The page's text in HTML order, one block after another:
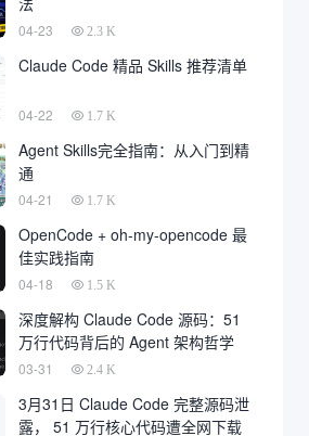
04-23 2.3 K
Claude Code 精品 Skills 推荐清单
04-22 1.7 K
Agent Skills完全指南：从入门到精
通
04-21 1.7 K
OpenCode + oh-my-opencode 最
佳实践指南
04-18 1.5 K
深度解构 Claude Code 源码：51
万行代码背后的 Agent 架构哲学
03-31 2.4 K
3月31日 Claude Code 完整源码泄
露， 51 万行核心代码遭全网下载